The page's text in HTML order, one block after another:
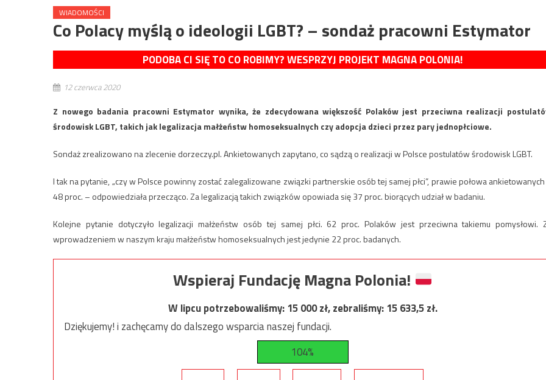
WIADOMOŚCI
Co Polacy myślą o ideologii LGBT? – sondaż pracowni Estymator
PODOBA CI SIĘ TO CO ROBIMY? WESPRZYJ PROJEKT MAGNA POLONIA!
12 czerwca 2020
Z nowego badania pracowni Estymator wynika, że zdecydowana większość Polaków jest przeciwna realizacji
środowisk LGBT, takich jak legalizacja małżeństw homoseksualnych czy adopcja dzieci przez pary jednopłciowe.
Sondaż zrealizowano na zlecenie dorzeczy.pl. Ankietowanych zapytano, co sądzą o realizacji w Polsce postulatów środowisk LGBT.
I tak na pytanie, „czy w Polsce powinny zostać zalegalizowane związki partnerskie osób tej samej płci”, prawie połowa
48 proc. – odpowiedziała przecząco. Za legalizacją takich związków opowiada się 37 proc. biorących udział w badaniu.
Kolejne pytanie dotyczyło legalizacji małżeństw osób tej samej płci. 62 proc. Polaków jest przeciwna takiemu pomysłowi.
wprowadzeniem w naszym kraju małżeństw homoseksualnych jest jedynie 22 proc. badanych.
Wspieraj Fundację Magna Polonia!
W lipcu potrzebowaliśmy:15 000zł, zebraliśmy:15 633,5zł.
Dziękujemy! i zachęcamy do dalszego wsparcia naszej fundacji.
104%